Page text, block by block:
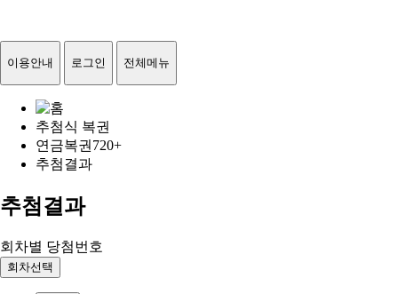
이용안내 로그인 전체메뉴
추첨식 복권
연금복권720+
추첨결과
추첨결과
회차별 당첨번호
회차선택